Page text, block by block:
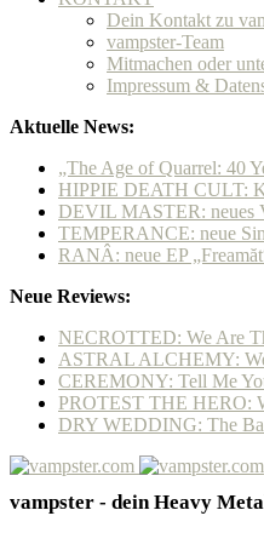
Dein Kontakt zu
vampster-Team
Mitmachen oder
Impressum &
Aktuelle News:
„The Age of Quarrel: 40
HIPPIE DEATH CULT:
DEVIL MASTER: neues
TEMPERANCE: neue
RANÂ: neue EP
Neue Reviews:
NECROTTED: We Are
ASTRAL ALCHEMY:
CEREMONY: Tell Me
PROTEST THE HERO:
DRY WEDDING: The
vampster - dein Heavy